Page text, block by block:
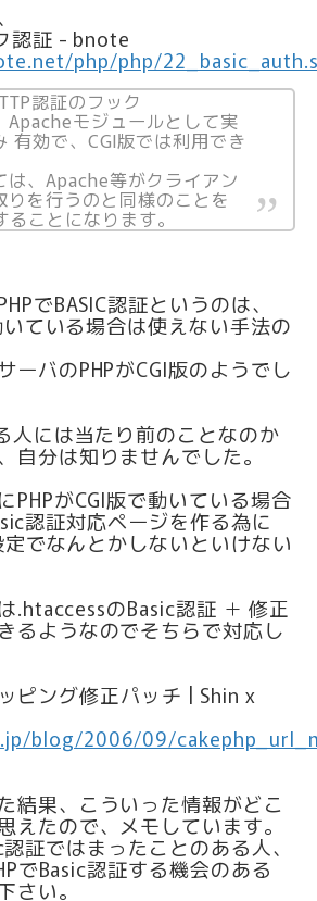
認証 - bnote
php/php/
認証のフック
Apacheモジュールとして実
有効で、CGI版では利用でき
は、Apache等がクライアン
りを行うのと同様のことを
ことになります。
でBASIC認証というのは、
いている場合は使えない手法の
ーバのPHPがCGI版のようでし
人には当たり前のことなのか
自分は知りませんでした。
PHPがCGI版で動いている場合
認証対応ページを作る為に
でなんとかしないといけない
.htaccessのBasic認証 ＋ 修正
るようなのでそちらで対応し
ピング修正パッチ | Shin x
blog/2006/09/
結果、こういった情報がどこ
えたので、メモしています。
証ではまったことのある人、
でBasic認証する機会のある
さい。